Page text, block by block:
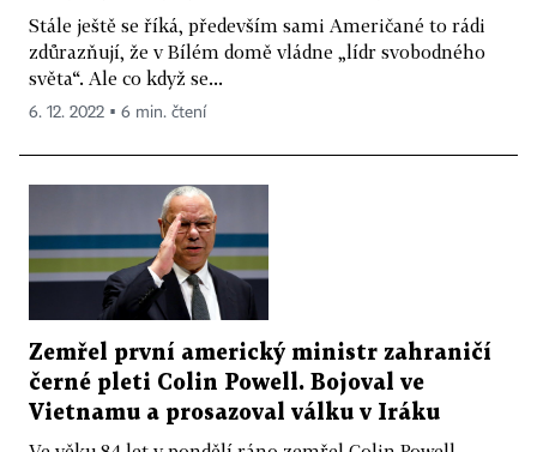
Stále ještě se říká, především sami Američané to rádi
zdůrazňují, že v Bílém domě vládne „lídr svobodného
světa“. Ale co když se...
6. 12. 2022 ▪ 6 min. čtení
Zemřel první americký ministr zahraničí
černé pleti Colin Powell. Bojoval ve
Vietnamu a prosazoval válku v Iráku